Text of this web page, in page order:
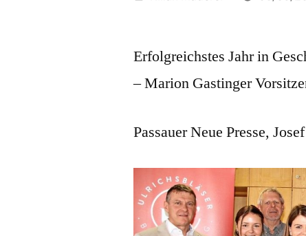
Erfolgreichstes Jahr in
– Marion Gastinger
Passauer Neue Presse,